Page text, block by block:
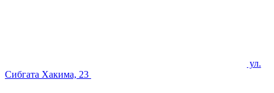
ул.
Сибгата Хакима, 23